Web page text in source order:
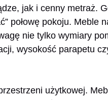
jak i cenny metraż.
połowę pokoju. Meble
nie tylko wymiary
wysokość parapetu
użytkowej.